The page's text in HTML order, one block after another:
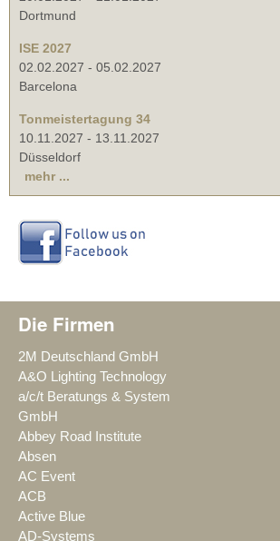
Dortmund
ISE 2027
02.02.2027 - 05.02.2027
Barcelona
Tonmeistertagung 34
10.11.2027 - 13.11.2027
Düsseldorf
mehr ...
Die Firmen
2M Deutschland GmbH
A&O Lighting Technology
a/c/t Beratungs & System
GmbH
Abbey Road Institute
Absen
AC Event
ACB
Active Blue
AD-Systems